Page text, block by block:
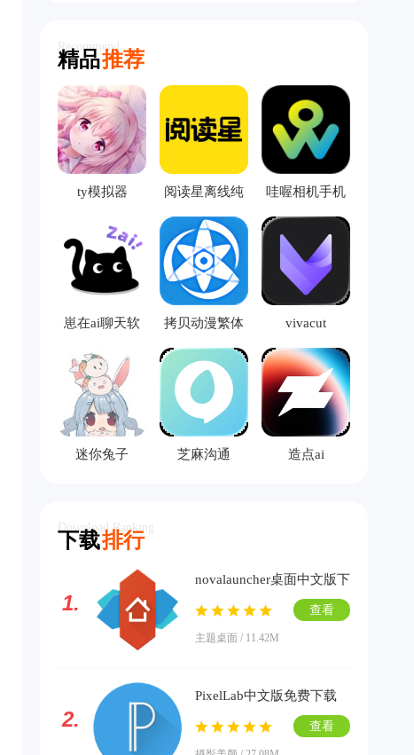
精品推荐
Recommend
ty模拟器
阅读星离线纯
净版
哇喔相机手机
版
崽在ai聊天软
拷贝动漫繁体
版
vivacut
迷你兔子 芝麻沟通 造点ai
下载排行
Download Ranking
1.
novalauncher桌面中文版下
载
主题桌面 / 11.42M
查看
2.
PixelLab中文版免费下载
查看